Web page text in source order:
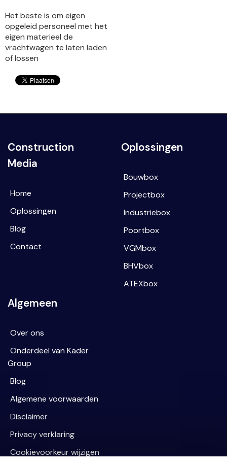
Het beste is om eigen
opgeleid personeel met het
eigen materieel de
vrachtwagen te laten laden
of lossen
Construction
Media
Home
Oplossingen
Blog
Contact
Oplossingen
Bouwbox
Projectbox
Industriebox
Poortbox
VGMbox
BHVbox
ATEXbox
Algemeen
Over ons
Onderdeel van Kader
Group
Blog
Algemene voorwaarden
Disclaimer
Privacy verklaring
Cookievoorkeur wijzigen